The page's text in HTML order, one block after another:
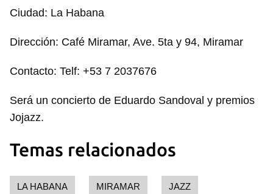
Ciudad: La Habana
Dirección: Café Miramar, Ave. 5ta y 94, Miramar
Contacto: Telf: +53 7 2037676
Será un concierto de Eduardo Sandoval y premios
Jojazz.
Temas relacionados
LA HABANA MIRAMAR JAZZ